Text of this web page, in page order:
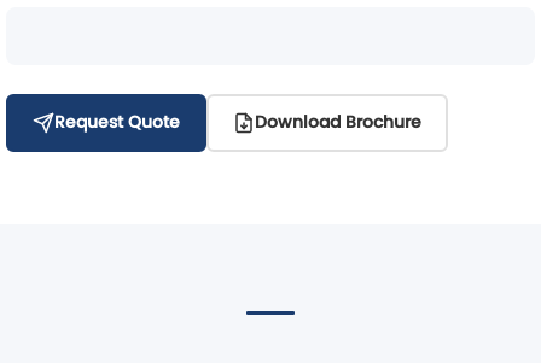
Request Quote Download Brochure